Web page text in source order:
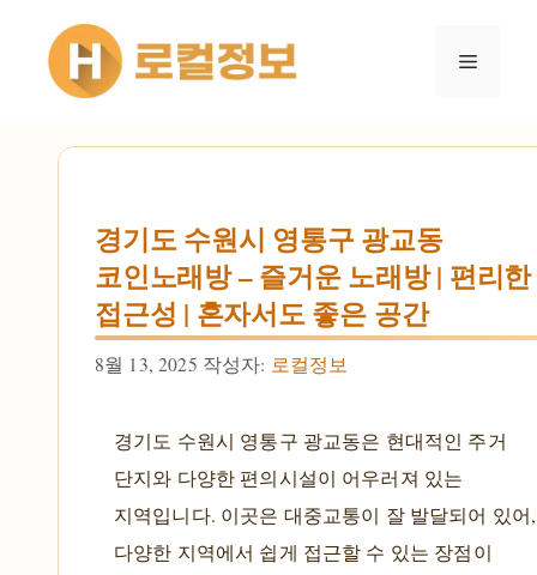
건너뛰기
메뉴
경기도 수원시 영통구 광교동
코인노래방 – 즐거운 노래방 | 편리한
접근성 | 혼자서도 좋은 공간
8월 13, 2025 작성자: 로컬정보
경기도 수원시 영통구 광교동은 현대적인 주거
단지와 다양한 편의시설이 어우러져 있는
지역입니다. 이곳은 대중교통이 잘 발달되어 있어,
다양한 지역에서 쉽게 접근할 수 있는 장점이